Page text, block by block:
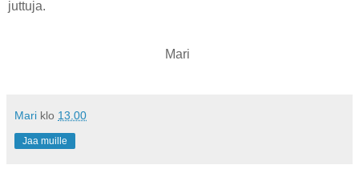
juttuja.
Mari
Mari klo 13.00
Jaa muille